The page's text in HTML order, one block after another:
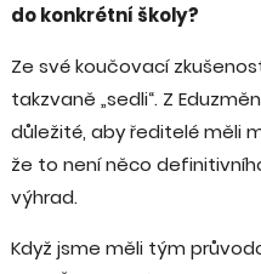
do konkrétní školy?
Ze své koučovací
takzvaně „sedli“. Z
důležité, aby ředitelé měli
že to není něco
výhrad.
Když jsme měli tým